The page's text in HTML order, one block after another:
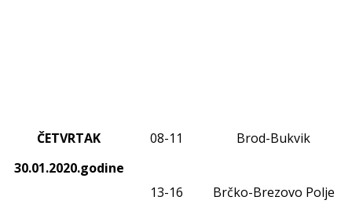
ČETVRTAK
30.01.2020.godine
08-1 1 Brod-Bukvik
13-16 Brčko-Brezovo Polje